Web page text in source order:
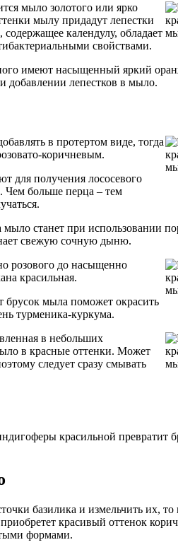
мыло золотого или ярко
мылу придадут лепестки
календулу, обладает
свойствами.
имеют насыщенный яркий
добавлении лепестков в мыло.
в протертом виде, тогда
коричневым.
для получения лососевого
Чем больше перца – тем
мыло станет при использовании
свежую сочную дыню.
розового до насыщенно
красильная.
мыла поможет окрасить
турменика-куркума.
в небольших
в красные оттенки. Может
следует сразу смывать
красильной превратит
базилика и измельчить их, то
красивый оттенок
формами.